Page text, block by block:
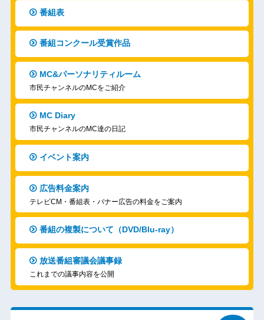
番組表
番組コンクール受賞作品
MC&パーソナリティルーム
市民チャンネルのMCをご紹介
MC Diary
市民チャンネルのMC達の日記
イベント案内
広告料金案内
テレビCM・番組表・バナー広告の料金をご案内
番組の複製について（DVD/Blu-ray）
放送番組審議会議事録
これまでの議事内容を公開